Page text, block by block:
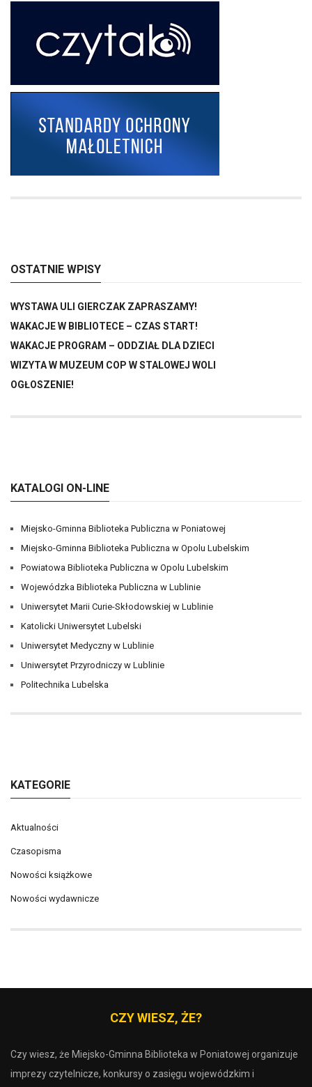
OSTATNIE WPISY
WYSTAWA ULI GIERCZAK ZAPRASZAMY!
WAKACJE W BIBLIOTECE – CZAS START!
WAKACJE PROGRAM – ODDZIAŁ DLA DZIECI
WIZYTA W MUZEUM COP W STALOWEJ WOLI
OGŁOSZENIE!
KATALOGI ON-LINE
Miejsko-Gminna Biblioteka Publiczna w Poniatowej
Miejsko-Gminna Biblioteka Publiczna w Opolu Lubelskim
Powiatowa Biblioteka Publiczna w Opolu Lubelskim
Wojewódzka Biblioteka Publiczna w Lublinie
Uniwersytet Marii Curie-Skłodowskiej w Lublinie
Katolicki Uniwersytet Lubelski
Uniwersytet Medyczny w Lublinie
Uniwersytet Przyrodniczy w Lublinie
Politechnika Lubelska
KATEGORIE
Aktualności
Czasopisma
Nowości książkowe
Nowości wydawnicze
CZY WIESZ, ŻE?
Czy wiesz, że Miejsko-Gminna Biblioteka w Poniatowej organizuje
imprezy czytelnicze, konkursy o zasięgu wojewódzkim i